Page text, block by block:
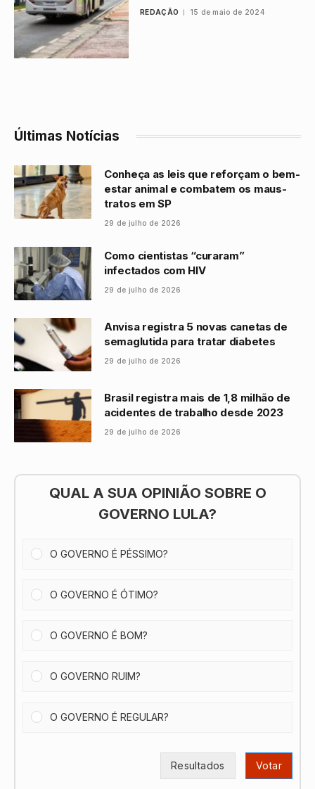
REDAÇÃO 15 de maio de 2024
Últimas Notícias
Conheça as leis que reforçam o bem-
estar animal e combatem os maus-
tratos em SP
29 de julho de 2026
Como cientistas “curaram”
infectados com HIV
29 de julho de 2026
Anvisa registra 5 novas canetas de
semaglutida para tratar diabetes
29 de julho de 2026
Brasil registra mais de 1,8 milhão de
acidentes de trabalho desde 2023
29 de julho de 2026
QUAL A SUA OPINIÃO SOBRE O
GOVERNO LULA?
O GOVERNO É PÉSSIMO?
O GOVERNO É ÓTIMO?
O GOVERNO É BOM?
O GOVERNO RUIM?
O GOVERNO É REGULAR?
Resultados Votar